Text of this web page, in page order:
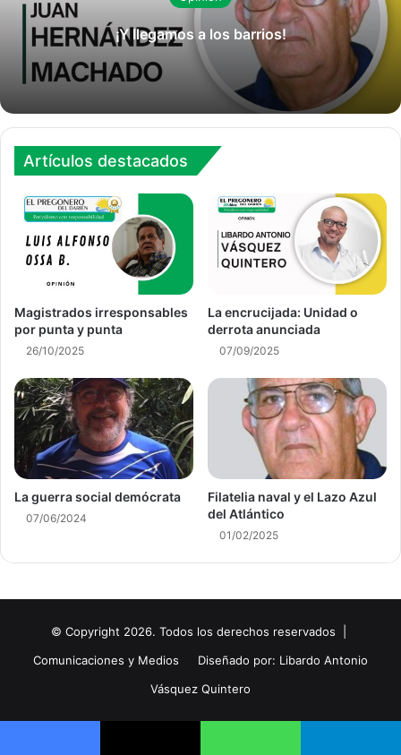
¡Y llegamos a los barrios!
Artículos destacados
Magistrados irresponsables
por punta y punta
26/10/2025
La encrucijada: Unidad o
derrota anunciada
07/09/2025
La guerra social demócrata
07/06/2024
Filatelia naval y el Lazo Azul
del Atlántico
01/02/2025
© Copyright 2026. Todos los derechos reservados |
Comunicaciones y Medios
Diseñado por: Libardo Antonio
Vásquez Quintero